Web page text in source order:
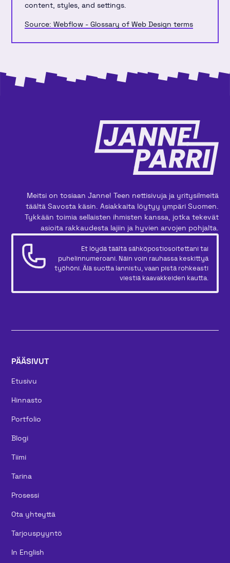
content, styles, and settings.
Source: Webflow - Glossary of Web Design terms
Meitsi on tosiaan Janne! Teen nettisivuja ja yritysilmeitä
täältä Savosta käsin. Asiakkaita löytyy ympäri Suomen.
Tykkään toimia sellaisten ihmisten kanssa, jotka tekevät
asioita rakkaudesta lajiin ja hyvien arvojen pohjalta.
Et löydä täältä sähköpostiosoitettani tai
puhelinnumeroani. Näin voin rauhassa keskittyä
työhöni. Älä suotta lannistu, vaan pistä rohkeasti
viestiä kaavakkeiden kautta.
PÄÄSIVUT
Etusivu
Hinnasto
Portfolio
Blogi
Tiimi
Tarina
Prosessi
Ota yhteyttä
Tarjouspyyntö
In English